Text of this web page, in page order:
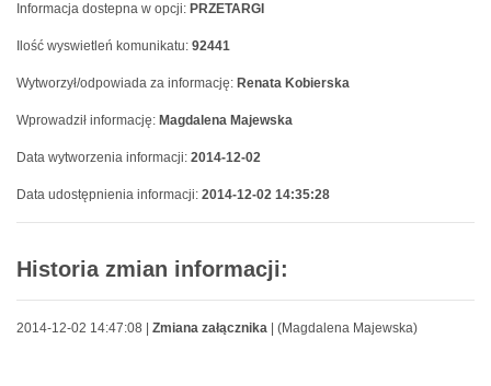
Informacja dostepna w opcji: PRZETARGI
Ilość wyswietleń komunikatu: 92441
Wytworzył/odpowiada za informację: Renata Kobierska
Wprowadził informację: Magdalena Majewska
Data wytworzenia informacji: 2014-12-02
Data udostępnienia informacji: 2014-12-02 14:35:28
Historia zmian informacji:
2014-12-02 14:47:08 | Zmiana załącznika | (Magdalena Majewska)